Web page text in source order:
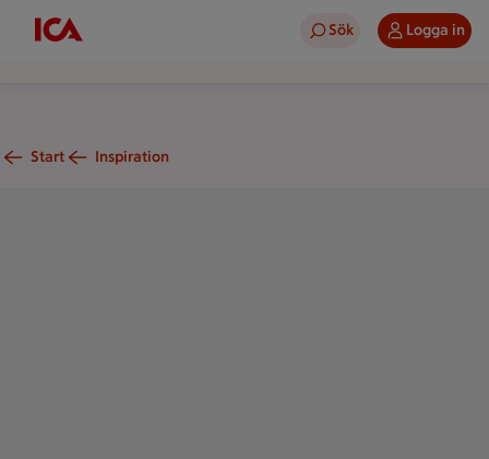
Sök Logga in
Start Inspiration